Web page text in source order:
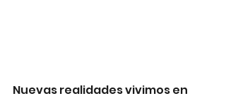
Nuevas realidades vivimos en